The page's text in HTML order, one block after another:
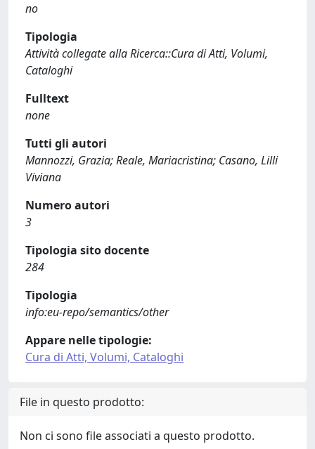
no
Tipologia
Attività collegate alla Ricerca::Cura di Atti, Volumi,
Cataloghi
Fulltext
none
Tutti gli autori
Mannozzi, Grazia; Reale, Mariacristina; Casano, Lilli
Viviana
Numero autori
3
Tipologia sito docente
284
Tipologia
info:eu-repo/semantics/other
Appare nelle tipologie:
Cura di Atti, Volumi, Cataloghi
File in questo prodotto:
Non ci sono file associati a questo prodotto.